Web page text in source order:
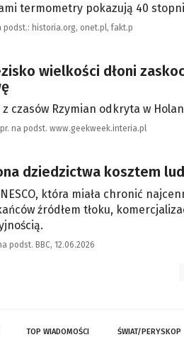
termometry pokazują 40
podst.: historia.org, onet.pl, fakt.p
wielkości dłoni
z czasów Rzymian odkryta w
na podst. www.geekweek.interia.pl
dziedzictwa kosztem
która miała chronić
źródłem tłoku,
podst. BBC, 12.06.2026
TOP WIADOMOŚCI ŚWIAT/PERYSKOP